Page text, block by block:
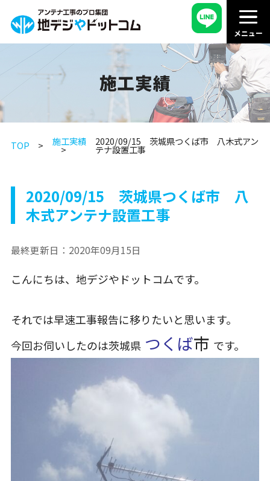
施工実績
TOP 施工実績 2020/09/15 茨城県つくば市 八木式アン
テナ設置工事
2020/09/15 茨城県つくば市 八
木式アンテナ設置工事
最終更新日： 2020年09月15日
こんにちは、地デジやドットコムです。
それでは早速工事報告に移りたいと思います。
今回お伺いしたのは茨城県つくば市 です。